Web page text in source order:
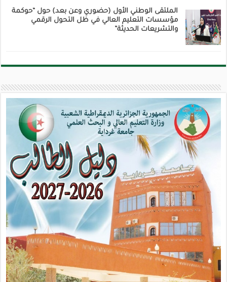
الملتقى الوطني الأول (حضوري وعن بعد) حول “حوكمة
مؤسسات التعليم العالي في ظل التحول الرقمي
والتشريعات الحديثة”